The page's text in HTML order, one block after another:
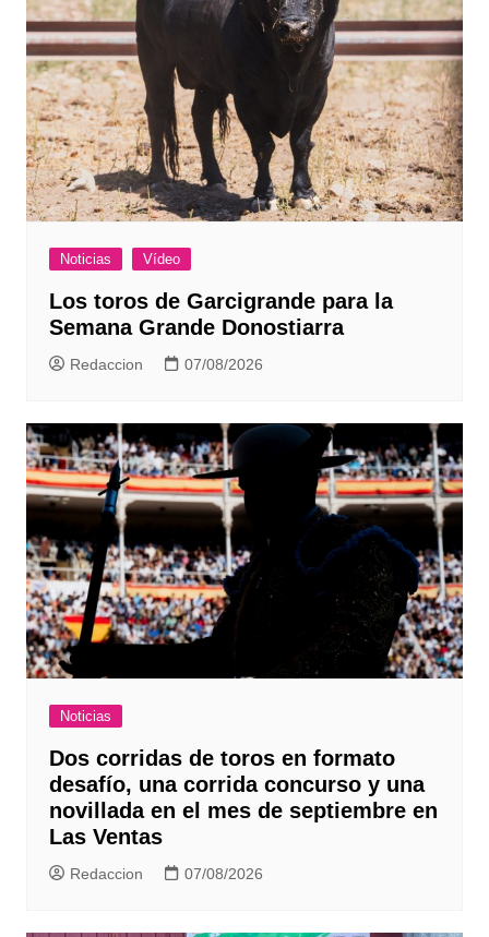
Noticias Vídeo
Los toros de Garcigrande para la
Semana Grande Donostiarra
Redaccion 07/08/2026
Noticias
Dos corridas de toros en formato
desafío, una corrida concurso y una
novillada en el mes de septiembre en
Las Ventas
Redaccion 07/08/2026